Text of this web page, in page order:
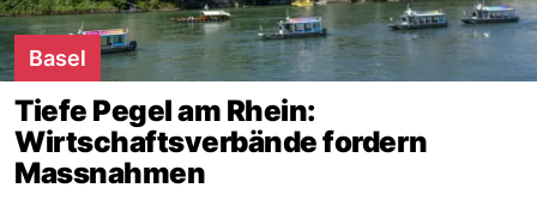
Basel
Tiefe Pegel am Rhein:
Wirtschaftsverbände fordern
Massnahmen